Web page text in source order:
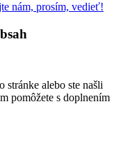
nám, prosím, vedieť!
alebo ste našli
pomôžete s doplnením